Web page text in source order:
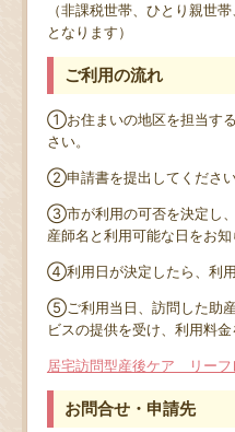
（非課税世帯、ひとり親世
となります）
ご利用の流れ
①お住まいの地区を担当す
さい。
②申請書を提出してください
③市が利用の可否を決定し
産師名と利用可能な日をお知
④利用日が決定したら、利用
⑤ご利用当日、訪問した助
ビスの提供を受け、利用料金
居宅訪問型産後ケア リー
お問合せ・申請先